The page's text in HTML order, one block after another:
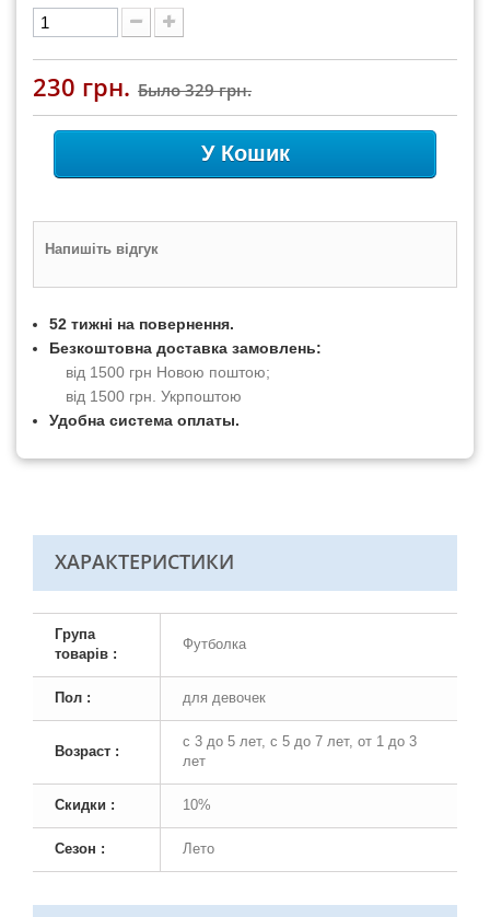
230 грн. Было329 грн.
У Кошик
Напишіть відгук
52 тижні на повернення.
Безкоштовна доставка замовлень:
від 1500 грн Новою поштою;
від 1500 грн. Укрпоштою
Удобна система оплаты.
ХАРАКТЕРИСТИКИ
Група
товарів :
Футболка
Пол : для девочек
Возраст :
с 3 до 5 лет, с 5 до 7 лет, от 1 до 3
лет
Скидки : 10%
Сезон : Лето